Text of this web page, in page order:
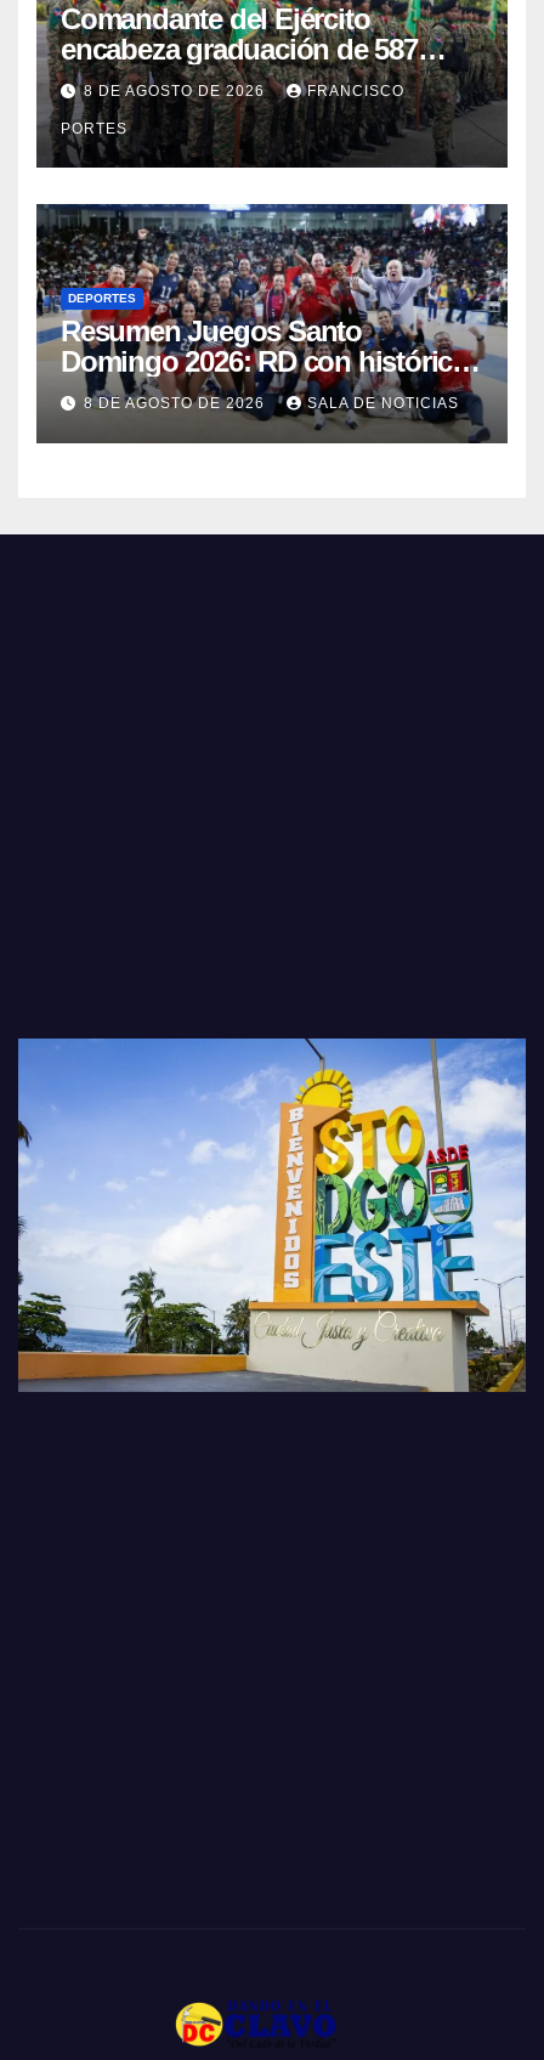
Comandante del Ejército
encabeza graduación de 587
nuevos conscriptos en el
Campamento Militar “16 de
Agosto”
8 DE AGOSTO DE 2026 FRANCISCO
PORTES
DEPORTES
Resumen Juegos Santo
Domingo 2026: RD con histórica
jornada obtiene 145 medallas y el
cuarto lugar
8 DE AGOSTO DE 2026 SALA DE NOTICIAS